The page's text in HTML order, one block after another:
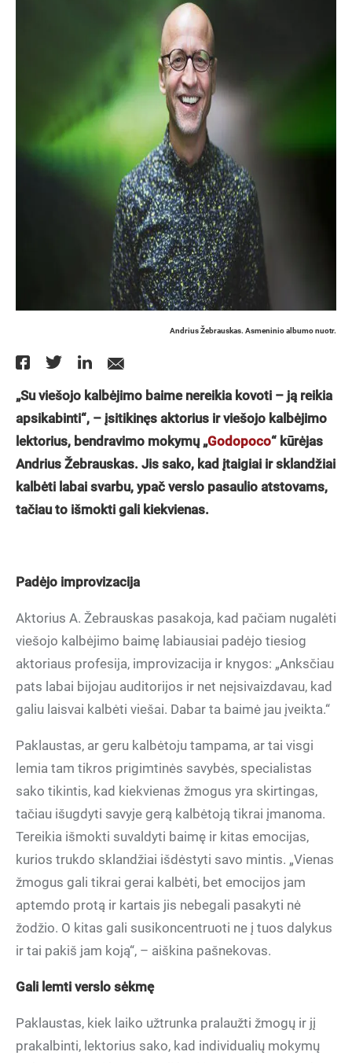
Andrius Žebrauskas. Asmeninio albumo nuotr.
„Su viešojo kalbėjimo baime nereikia kovoti – ją reikia
apsikabinti“, – įsitikinęs aktorius ir viešojo kalbėjimo
lektorius, bendravimo mokymų „Godopoco“ kūrėjas
Andrius Žebrauskas. Jis sako, kad įtaigiai ir sklandžiai
kalbėti labai svarbu, ypač verslo pasaulio atstovams,
tačiau to išmokti gali kiekvienas.
Padėjo improvizacija
Aktorius A. Žebrauskas pasakoja, kad pačiam nugalėti
viešojo kalbėjimo baimę labiausiai padėjo tiesiog
aktoriaus profesija, improvizacija ir knygos: „Anksčiau
pats labai bijojau auditorijos ir net neįsivaizdavau, kad
galiu laisvai kalbėti viešai. Dabar ta baimė jau įveikta.“
Paklaustas, ar geru kalbėtoju tampama, ar tai visgi
lemia tam tikros prigimtinės savybės, specialistas
sako tikintis, kad kiekvienas žmogus yra skirtingas,
tačiau išugdyti savyje gerą kalbėtoją tikrai įmanoma.
Tereikia išmokti suvaldyti baimę ir kitas emocijas,
kurios trukdo sklandžiai išdėstyti savo mintis. „Vienas
žmogus gali tikrai gerai kalbėti, bet emocijos jam
aptemdo protą ir kartais jis nebegali pasakyti nė
žodžio. O kitas gali susikoncentruoti ne į tuos dalykus
ir tai pakiš jam koją“, – aiškina pašnekovas.
Gali lemti verslo sėkmę
Paklaustas, kiek laiko užtrunka pralaužti žmogų ir jį
prakalbinti, lektorius sako, kad individualių mokymų